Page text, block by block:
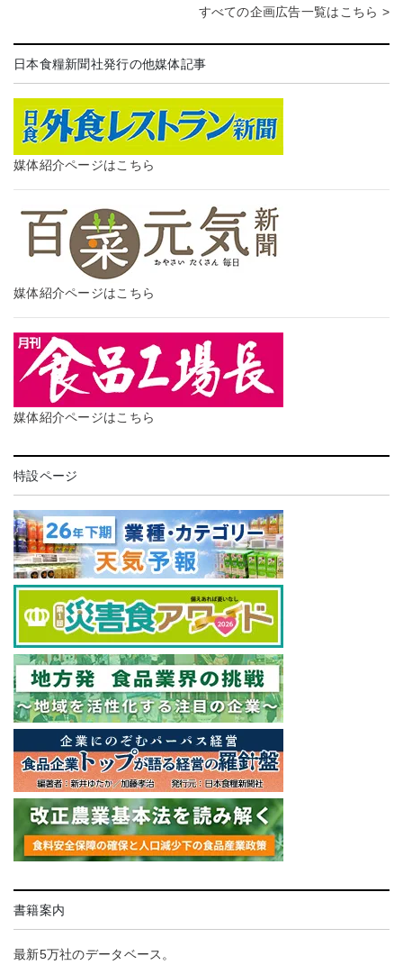
すべての企画広告一覧はこちら >
日本食糧新聞社発行の他媒体記事
媒体紹介ページはこちら
媒体紹介ページはこちら
媒体紹介ページはこちら
特設ページ
書籍案内
最新5万社のデータベース。